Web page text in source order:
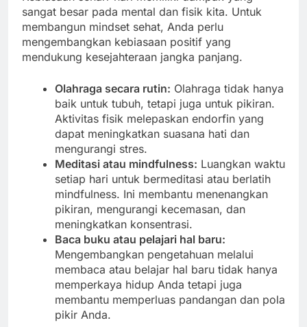
sangat besar pada mental dan fisik kita. Untuk
membangun mindset sehat, Anda perlu
mengembangkan kebiasaan positif yang
mendukung kesejahteraan jangka panjang.
Olahraga secara rutin: Olahraga tidak hanya
baik untuk tubuh, tetapi juga untuk pikiran.
Aktivitas fisik melepaskan endorfin yang
dapat meningkatkan suasana hati dan
mengurangi stres.
Meditasi atau mindfulness: Luangkan waktu
setiap hari untuk bermeditasi atau berlatih
mindfulness. Ini membantu menenangkan
pikiran, mengurangi kecemasan, dan
meningkatkan konsentrasi.
Baca buku atau pelajari hal baru:
Mengembangkan pengetahuan melalui
membaca atau belajar hal baru tidak hanya
memperkaya hidup Anda tetapi juga
membantu memperluas pandangan dan pola
pikir Anda.